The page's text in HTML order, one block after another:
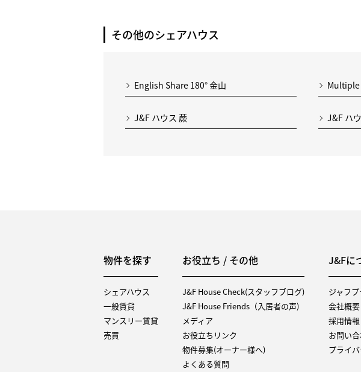
その他のシェアハウス
English Share 180° 金山 Multiple
J&F ハウス 蕨 J&F ハ
物件を探す
シェアハウス
一般賃貸
マンスリー賃貸
売買
お役立ち / その他
J&F House Check(スタッフブログ)
J&F House Friends（入居者の声)
メディア
お役立ちリンク
物件募集(オーナー様へ)
よくある質問
J&Fに
ジャフ
会社概要
採用情報
お問い
プライ